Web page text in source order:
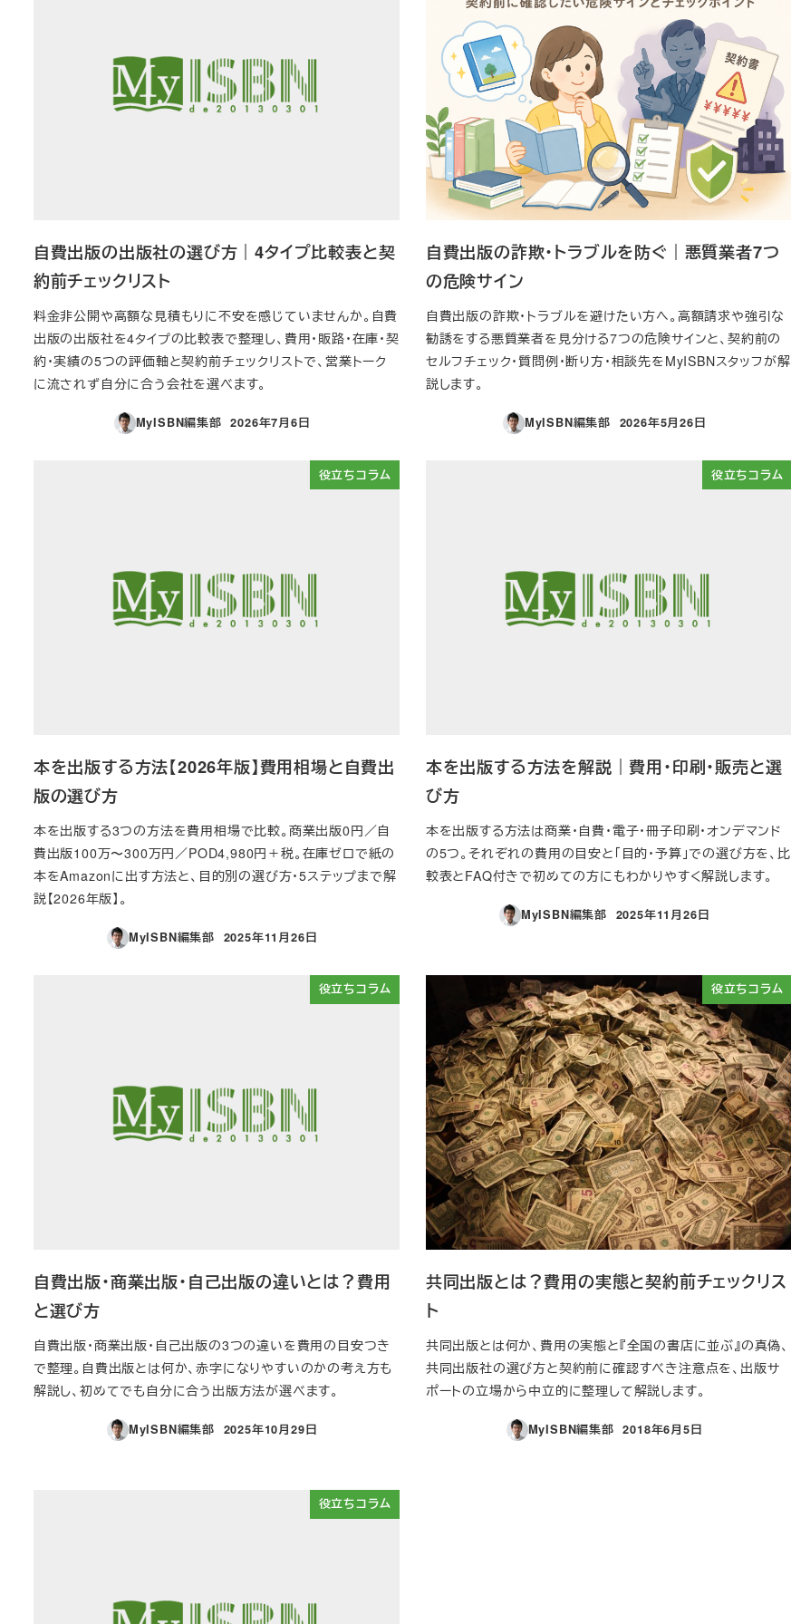
自費出版の出版社の選び方｜4タイプ比較表と契
約前チェックリスト
料金非公開や高額な見積もりに不安を感じていませんか。自費
出版の出版社を4タイプの比較表で整理し、費用・販路・在庫・契
約・実績の5つの評価軸と契約前チェックリストで、営業トーク
に流されず自分に合う会社を選べます。
MyISBN編集部
投稿日
2026年7月6日
自費出版の詐欺・トラブルを防ぐ｜悪質業者7つ
の危険サイン
自費出版の詐欺・トラブルを避けたい方へ。高額請求や強引な
勧誘をする悪質業者を見分ける7つの危険サインと、契約前の
セルフチェック・質問例・断り方・相談先をMyISBNスタッフが解
説します。
MyISBN編集部
投稿日
2026年5月26日
役立ちコラム
本を出版する方法【2026年版】費用相場と自費出
版の選び方
本を出版する3つの方法を費用相場で比較。商業出版0円／自
費出版100万〜300万円／POD4,980円＋税。在庫ゼロで紙の
本をAmazonに出す方法と、目的別の選び方・5ステップまで解
説【2026年版】。
MyISBN編集部
投稿日
2025年11月26日
役立ちコラム
本を出版する方法を解説｜費用・印刷・販売と選
び方
本を出版する方法は商業・自費・電子・冊子印刷・オンデマンド
の5つ。それぞれの費用の目安と「目的・予算」での選び方を、比
較表とFAQ付きで初めての方にもわかりやすく解説します。
MyISBN編集部
投稿日
2025年11月26日
役立ちコラム
自費出版・商業出版・自己出版の違いとは？費用
と選び方
自費出版・商業出版・自己出版の3つの違いを費用の目安つき
で整理。自費出版とは何か、赤字になりやすいのかの考え方も
解説し、初めてでも自分に合う出版方法が選べます。
MyISBN編集部
投稿日
2025年10月29日
役立ちコラム
共同出版とは？費用の実態と契約前チェックリス
ト
共同出版とは何か、費用の実態と『全国の書店に並ぶ』の真偽、
共同出版社の選び方と契約前に確認すべき注意点を、出版サ
ポートの立場から中立的に整理して解説します。
MyISBN編集部
投稿日
2018年6月5日
役立ちコラム